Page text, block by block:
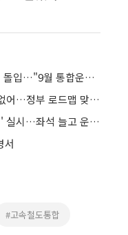
국토부, KTX·SRT 연결 운행 시운전 돌입…"9월 통합운행 목표"
정왕국 SR 대표 “9월 통합 큰 무리 없어…정부 로드맵 맞춰 준비”
KTX·SRT 한 열차로 묶는 '중련운행' 실시…좌석 늘고 운임 10% 할인
서
#고속철도통합